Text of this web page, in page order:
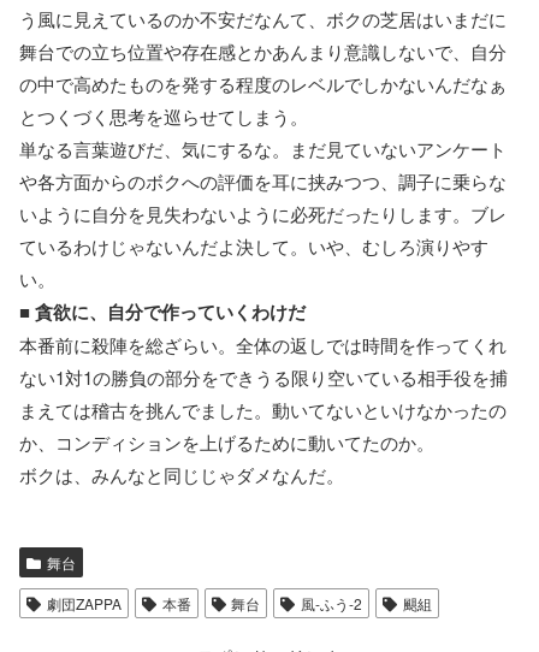
う風に見えているのか不安だなんて、ボクの芝居はいまだに
舞台での立ち位置や存在感とかあんまり意識しないで、自分
の中で高めたものを発する程度のレベルでしかないんだなぁ
とつくづく思考を巡らせてしまう。
単なる言葉遊びだ、気にするな。まだ見ていないアンケート
や各方面からのボクへの評価を耳に挟みつつ、調子に乗らな
いように自分を見失わないように必死だったりします。ブレ
ているわけじゃないんだよ決して。いや、むしろ演りやす
い。
■貪欲に、自分で作っていくわけだ
本番前に殺陣を総ざらい。全体の返しでは時間を作ってくれ
ない1対1の勝負の部分をできうる限り空いている相手役を捕
まえては稽古を挑んでました。動いてないといけなかったの
か、コンディションを上げるために動いてたのか。
ボクは、みんなと同じじゃダメなんだ。
舞台
劇団ZAPPA 本番 舞台 風-ふう-2 颶組